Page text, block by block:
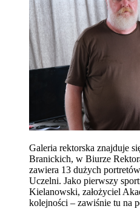
Galeria rektorska znajduje
Branickich, w Biurze
zawiera 13 dużych
Uczelni. Jako pierwszy
Kielanowski, założyciel
kolejności – zawiśnie tu na